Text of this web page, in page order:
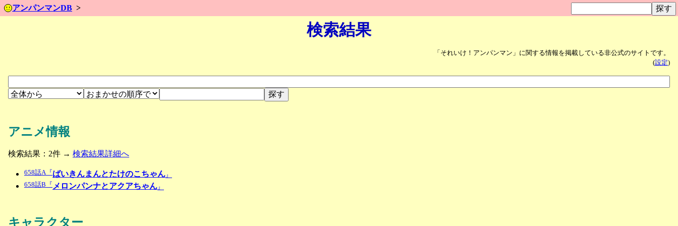
アンパンマンDB
検索結果
「それいけ！アンパンマン」に関する情報を掲載している非公式のサイトです。
(設定)
アニメ情報
検索結果：2件 → 検索結果詳細へ
658話A『 ばいきんまんとたけのこちゃん』
658話B『 メロンパンナとアクアちゃん』
キャラクター